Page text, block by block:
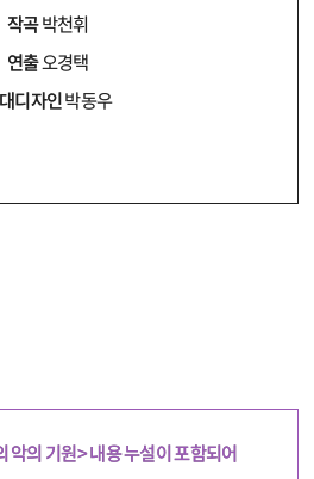
작곡박천휘
연출오경택
디자인박동우
악의 기원> 내용 누설이 포함되어